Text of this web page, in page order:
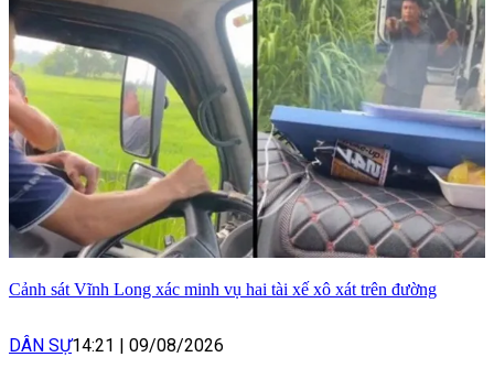
Cảnh sát Vĩnh Long xác minh vụ hai tài xế xô xát trên đường
DÂN SỰ14:21 09/08/2026